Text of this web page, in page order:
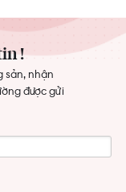
!
sản, nhận
được gửi